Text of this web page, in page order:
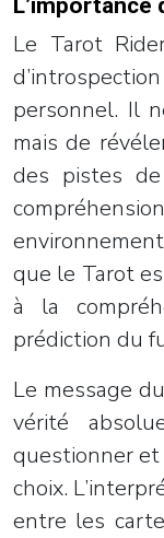
L’importance
Le Tarot
personnel. Il
mais de
des pistes
que le Tarot
à la
prédiction du
Le message
vérité
questionner et
choix.
entre les